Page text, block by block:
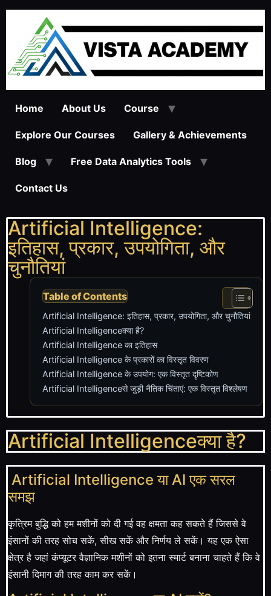
Home About Us Course
Explore Our Courses Gallery & Achievements
Blog Free Data Analytics Tools
Contact Us
Artificial Intelligence:
इतिहास, प्रकार, उपयोगिता, और
चुनौतियां
Table of Contents
Artificial Intelligence: इतिहास, प्रकार, उपयोगिता, और चुनौतियां
Artificial Intelligenceक्या है?
Artificial Intelligence का इतिहास
Artificial Intelligence के प्रकारों का विस्तृत विवरण
Artificial Intelligence के उपयोग: एक विस्तृत दृष्टिकोण
Artificial Intelligenceसे जुड़ी नैतिक चिंताएं: एक विस्तृत विश्लेषण
Artificial Intelligenceक्या है?
Artificial Intelligence या AI एक सरल
समझ
कृत्रिम बुद्धि को हम मशीनों को दी गई वह क्षमता कह सकते हैं जिससे वे
इंसानों की तरह सोच सकें, सीख सकें और निर्णय ले सकें। यह एक ऐसा
क्षेत्र है जहां कंप्यूटर वैज्ञानिक मशीनों को इतना स्मार्ट बनाना चाहते हैं कि वे
इंसानी दिमाग की तरह काम कर सकें।